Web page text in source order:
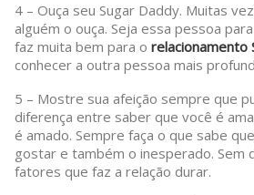
4 – Ouça seu Sugar Daddy. Muitas
alguém o ouça. Seja essa pessoa
faz muita bem para o relacionamento
conhecer a outra pessoa mais
5 – Mostre sua afeição sempre que
diferença entre saber que você é
é amado. Sempre faça o que sabe
gostar e também o inesperado. Sem
fatores que faz a relação durar.